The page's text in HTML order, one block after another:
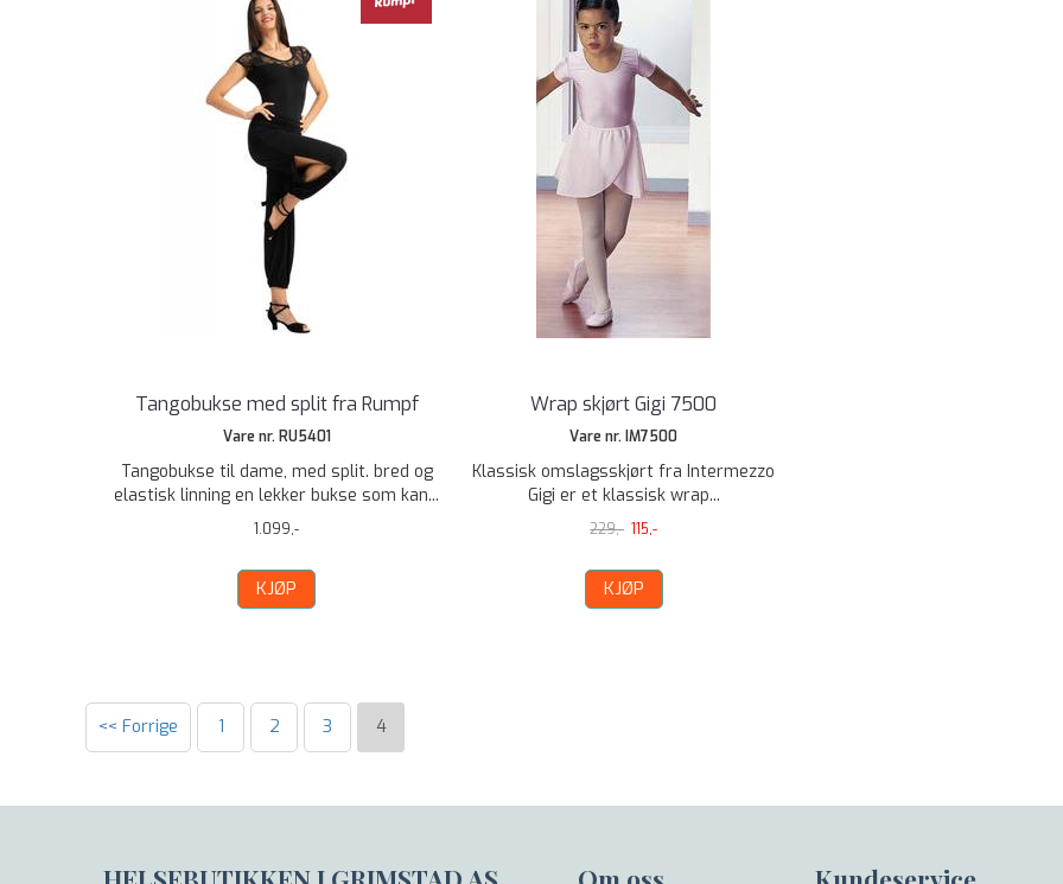
Tangobukse med split fra Rumpf
Vare nr. RU5401
Tangobukse til dame, med split. bred og
elastisk linning en lekker bukse som kan...
1.099,-
KJØP
Wrap skjørt Gigi 7500
Vare nr. IM7500
Klassisk omslagsskjørt fra Intermezzo
Gigi er et klassisk wrap...
229,- 115,-
KJØP
<< Forrige 1 2 3 4